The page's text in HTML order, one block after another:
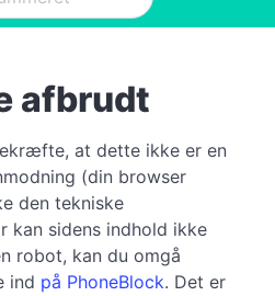
afbrudt
at dette ikke er en
(din browser
den tekniske
kan sidens indhold ikke
robot, kan du omgå
ind på PhoneBlock. Det er